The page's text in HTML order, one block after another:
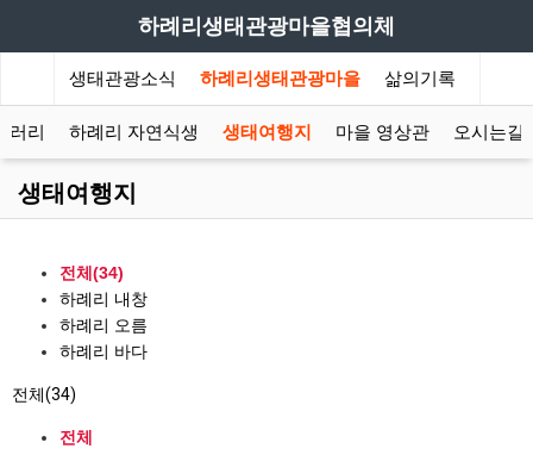
하례리생태관광마을협의체
하례리생태관광소식 하례리생태관광마을 삶의기록
러리 하례리 자연식생 생태여행지 마을 영상관 오시는길
생태여행지
전체(34)
하례리 내창
하례리 오름
하례리 바다
전체(34)
전체